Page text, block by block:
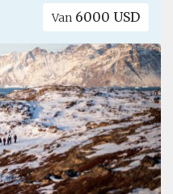
Van 6000 USD